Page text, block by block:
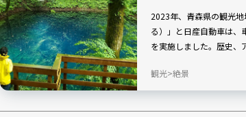
2023年、青森県の観光
る）」と日産自動車は、
を実施しました。歴史、
プランの内容を、車中泊
す！
観光 絶景